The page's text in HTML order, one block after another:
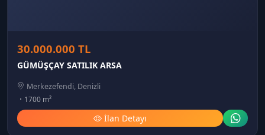
30.000.000 TL
GÜMÜŞÇAY SATILIK ARSA
Merkezefendi, Denizli
1700 m²
İlan Detayı